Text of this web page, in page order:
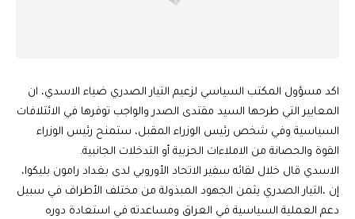
اكد مسؤول المكتب السياسي لزعيم التيار الصدري ضياء الاسدي، ان
المعايير التي طرحها السيد مقتدى الصدر والواجب توفرها في الائتلافات
السياسية وفي شخص رئيس الوزراء المقبل، ستمنح رئيس الوزراء
القوة والحصانة من الاملاءات الحزبية أو التدخلات الجانبية.
الاسدي قال خلال لقائه سفير الاتحاد الأوروبي لدى بغداد رامون بليكوا،
إن ،التيار الصدري يثمن الجهود المبذولة من مختلف الأطراف في سبيل
دعم العملية السياسية في العراق ومساعدته في استعادة دوره